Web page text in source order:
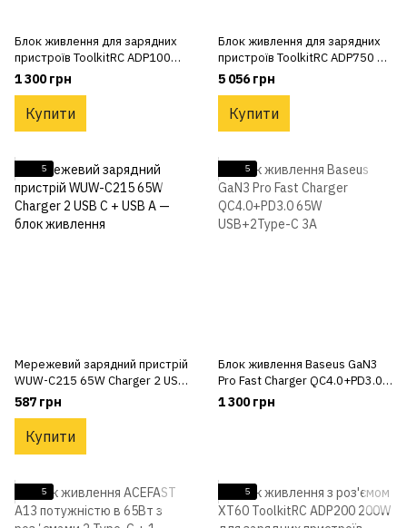
Блок живлення для зарядних
пристроїв ToolkitRC ADP100W
20V 5А із роз'ємом XT60
1 300 грн
Купити
Блок живлення для зарядних
пристроїв ToolkitRC ADP750 W
12V 62.5А із роз'ємом XT60
5 056 грн
Купити
5
Мережевий зарядний пристрій
WUW-C215 65W Charger 2 USB
C + USB A — блок живлення
587 грн
Купити
5
Блок живлення Baseus GaN3
Pro Fast Charger QC4.0+PD3.0
65W USB+2Type-C 3A
1 300 грн
5 5